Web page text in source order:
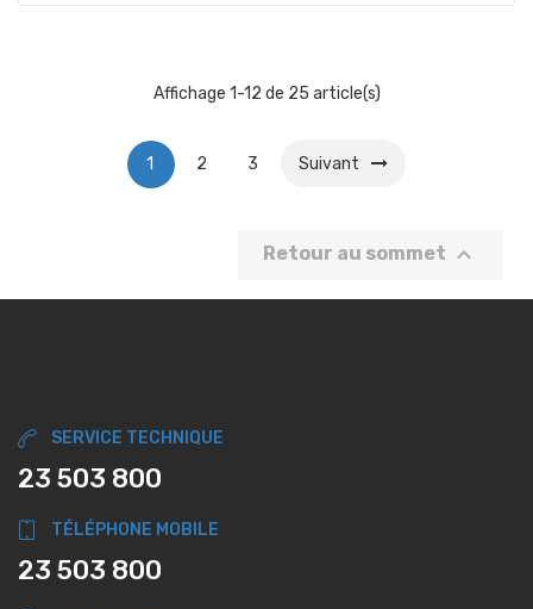
Affichage 1-12 de 25 article(s)
1 2 3 Suivant
Retour au sommet 
SERVICE TECHNIQUE
23 503 800
TÉLÉPHONE MOBILE
23 503 800